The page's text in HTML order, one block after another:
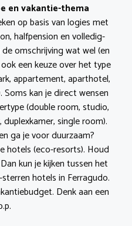
en vakantie-thema
op basis van logies met
halfpension en volledig-
omschrijving wat wel (en
een keuze over het type
appartement, aparthotel,
Soms kan je direct wensen
(double room, studio,
single room).
ga je voor duurzaam?
hotels (eco-resorts). Houd
kun je kijken tussen het
hotels in Ferragudo.
Denk aan een